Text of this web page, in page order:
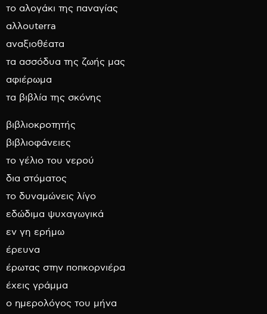
το αλογάκι της παναγίας
αλλουterra
αναξιοθέατα
τα ασσόδυα της ζωής μας
αφιέρωμα
τα βιβλία της σκόνης
βιβλιοκροτητής
βιβλιοφάνειες
το γέλιο του νερού
δια στόματος
το δυναμώνεις λίγο
εδώδιμα ψυχαγωγικά
εν γη ερήμω
έρευνα
έρωτας στην ποπκορνιέρα
έχεις γράμμα
ο ημερολόγος του μήνα